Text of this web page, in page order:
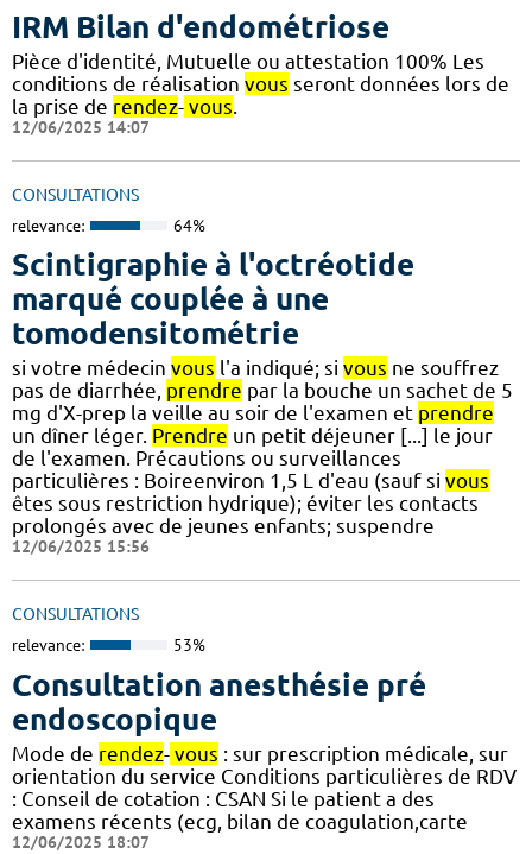
IRM Bilan d'endométriose
Pièce d'identité, Mutuelle ou attestation 100% Les
conditions de réalisation vous seront données lors de
la prise de rendez- vous.
12/06/2025 14:07
CONSULTATIONS
relevance: 64%
Scintigraphie à l'octréotide
marqué couplée à une
tomodensitométrie
si votre médecin vous l'a indiqué; si vous ne souffrez
pas de diarrhée, prendre par la bouche un sachet de 5
mg d'X-prep la veille au soir de l'examen et prendre
un dîner léger. Prendre un petit déjeuner [...] le jour
de l'examen. Précautions ou surveillances
particulières : Boireenviron 1,5 L d'eau (sauf si vous
êtes sous restriction hydrique); éviter les contacts
prolongés avec de jeunes enfants; suspendre
12/06/2025 15:56
CONSULTATIONS
relevance: 53%
Consultation anesthésie pré
endoscopique
Mode de rendez- vous : sur prescription médicale, sur
orientation du service Conditions particulières de RDV
: Conseil de cotation : CSAN Si le patient a des
examens récents (ecg, bilan de coagulation,carte
12/06/2025 18:07